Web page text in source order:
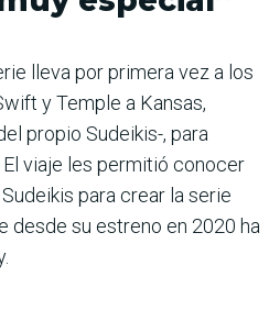
lleva por primera vez a los
y Temple a Kansas,
propio Sudeikis-, para
viaje les permitió conocer
para crear la serie
desde su estreno en 2020 ha